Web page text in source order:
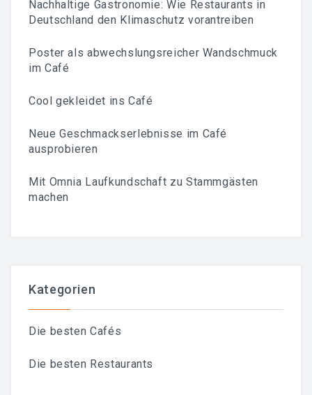
Nachhaltige Gastronomie: Wie Restaurants in
Deutschland den Klimaschutz vorantreiben
Poster als abwechslungsreicher Wandschmuck
im Café
Cool gekleidet ins Café
Neue Geschmackserlebnisse im Café
ausprobieren
Mit Omnia Laufkundschaft zu Stammgästen
machen
Kategorien
Die besten Cafés
Die besten Restaurants